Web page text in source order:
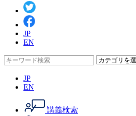
JP
EN
JP
EN
講義検索